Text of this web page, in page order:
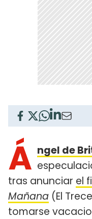
Á ngel de
tras anunciar el
Mañana (El
tomarse